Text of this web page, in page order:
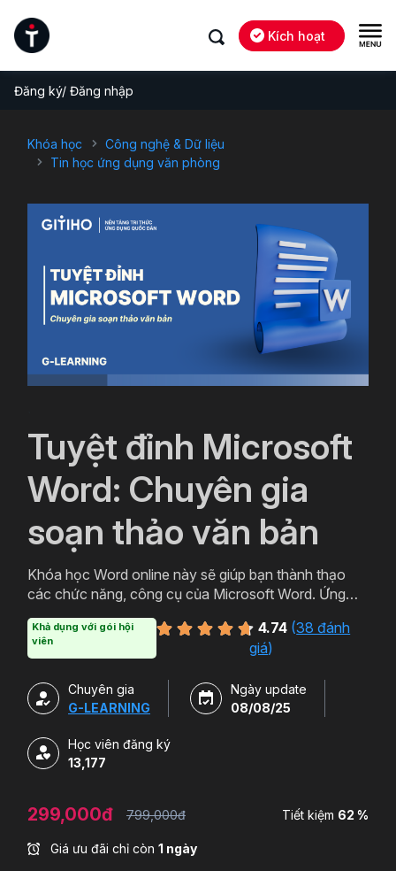
Kích hoạt
Đăng ký/ Đăng nhập
Khóa học
Công nghệ & Dữ liệu
Tin học ứng dụng văn phòng
Tuyệt đỉnh Microsoft
Word: Chuyên gia
soạn thảo văn bản
Khóa học Word online này sẽ giúp bạn thành thạo
các chức năng, công cụ của Microsoft Word. Ứng
nghiệp, văn bản hành chính, báo cáo chuyên môn.
Khả dụng với gói hội
viên
4.74 (38 đánh
giá)
Chuyên gia
G-LEARNING
Ngày update
08/08/25
Học viên đăng ký
13,177
299,000đ 799,000đ Tiết kiệm 62 %
Giá ưu đãi chỉ còn 1 ngày